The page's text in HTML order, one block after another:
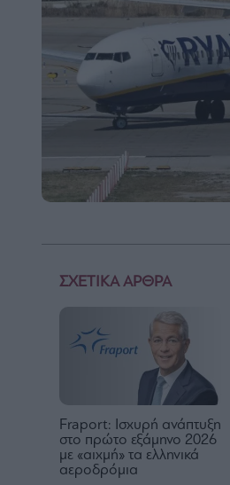
ΣΧΕΤΙΚΑ ΑΡΘΡΑ
Fraport: Ισχυρή ανάπτυξη
στο πρώτο εξάμηνο 2026
με «αιχμή» τα ελληνικά
αεροδρόμια